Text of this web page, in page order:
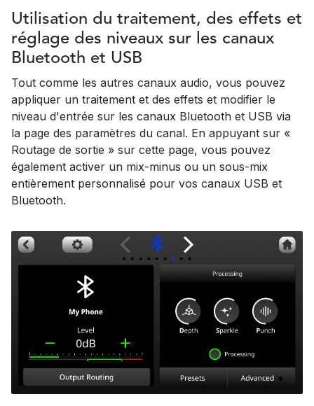
Utilisation du traitement, des effets et
réglage des niveaux sur les canaux
Bluetooth et USB
Tout comme les autres canaux audio, vous pouvez
appliquer un traitement et des effets et modifier le
niveau d'entrée sur les canaux Bluetooth et USB via
la page des paramètres du canal. En appuyant sur «
Routage de sortie » sur cette page, vous pouvez
également activer un mix-minus ou un sous-mix
entièrement personnalisé pour vos canaux USB et
Bluetooth.